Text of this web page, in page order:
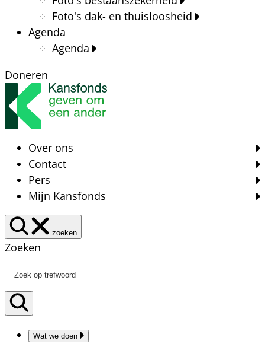
Foto's dak- en thuisloosheid
Agenda
Agenda
Doneren
Over ons
Contact
Pers
Mijn Kansfonds
zoeken
Zoeken
Wat we doen